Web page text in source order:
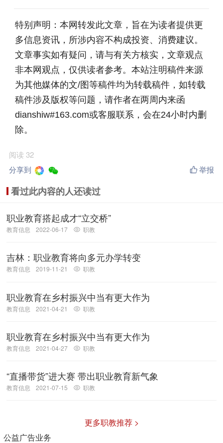
特别声明：本网转发此文章，旨在为读者提供更
多信息资讯，所涉内容不构成投资、消费建议。
文章事实如有疑问，请与有关方核实，文章观点
非本网观点，仅供读者参考。本站注明稿件来源
为其他媒体的文/图等稿件均为转载稿件，如转载
稿件涉及版权等问题，请作者在两周内来函
dianshiw#163.com或客服联系，会在24小时内删
除。
阅读 32
分享到
举报
看过此内容的人还读过
职业教育搭起成才“立交桥”
教育信息 2022-06-17 职教
吉林：职业教育将向多元办学转变
教育信息 2019-11-21 职教
职业教育在乡村振兴中当有更大作为
教育信息 2021-04-21 职教
职业教育在乡村振兴中当有更大作为
教育信息 2021-04-27 职教
“直播带货”进大赛 带出职业教育新气象
教育信息 2021-07-15 职教
更多职教推荐 >
公益广告业务